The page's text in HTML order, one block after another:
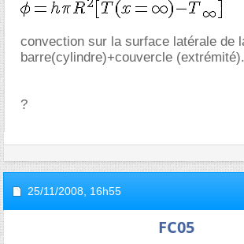
convection sur la surface latérale de
barre(cylindre)+couvercle (extrémité).
?
25/11/2008, 16h55
FC05